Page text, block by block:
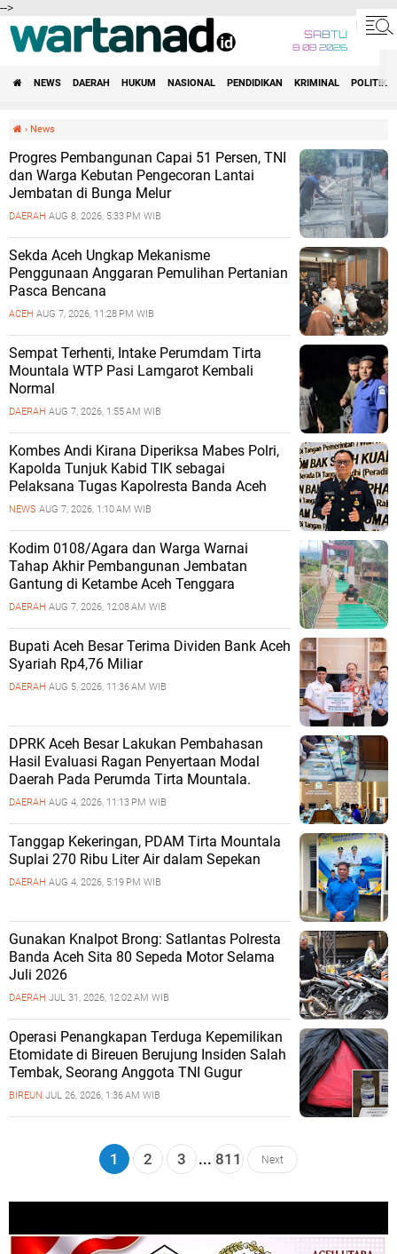
-->
SABTU
8 08 2026
NEWS DAERAH HUKUM NASIONAL PENDIDIKAN KRIMINAL POLITIK
› News
Progres Pembangunan Capai 51 Persen, TNI
dan Warga Kebutan Pengecoran Lantai
Jembatan di Bunga Melur
DAERAH AUG 8, 2026, 5:33 PM WIB
Sekda Aceh Ungkap Mekanisme
Penggunaan Anggaran Pemulihan Pertanian
Pasca Bencana
ACEH AUG 7, 2026, 11:28 PM WIB
Sempat Terhenti, Intake Perumdam Tirta
Mountala WTP Pasi Lamgarot Kembali
Normal
DAERAH AUG 7, 2026, 1:55 AM WIB
Kombes Andi Kirana Diperiksa Mabes Polri,
Kapolda Tunjuk Kabid TIK sebagai
Pelaksana Tugas Kapolresta Banda Aceh
NEWS AUG 7, 2026, 1:10 AM WIB
Kodim 0108/Agara dan Warga Warnai
Tahap Akhir Pembangunan Jembatan
Gantung di Ketambe Aceh Tenggara
DAERAH AUG 7, 2026, 12:08 AM WIB
Bupati Aceh Besar Terima Dividen Bank Aceh
Syariah Rp4,76 Miliar
DAERAH AUG 5, 2026, 11:36 AM WIB
DPRK Aceh Besar Lakukan Pembahasan
Hasil Evaluasi Ragan Penyertaan Modal
Daerah Pada Perumda Tirta Mountala.
DAERAH AUG 4, 2026, 11:13 PM WIB
Tanggap Kekeringan, PDAM Tirta Mountala
Suplai 270 Ribu Liter Air dalam Sepekan
DAERAH AUG 4, 2026, 5:19 PM WIB
Gunakan Knalpot Brong: Satlantas Polresta
Banda Aceh Sita 80 Sepeda Motor Selama
Juli 2026
DAERAH JUL 31, 2026, 12:02 AM WIB
Operasi Penangkapan Terduga Kepemilikan
Etomidate di Bireuen Berujung Insiden Salah
Tembak, Seorang Anggota TNI Gugur
BIREUN JUL 26, 2026, 1:36 AM WIB
1 2 3 ... 811 Next